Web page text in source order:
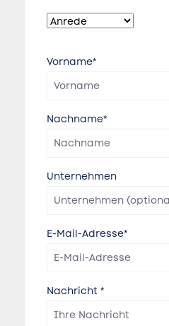
Vorname*
Nachname*
Unternehmen
E-Mail-Adresse*
Nachricht *